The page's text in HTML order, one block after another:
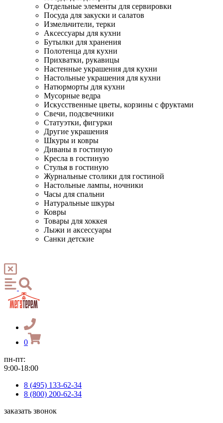
Отдельные элементы для сервировки
Посуда для закуски и салатов
Измельчители, терки
Аксессуары для кухни
Бутылки для хранения
Полотенца для кухни
Прихватки, рукавицы
Настенные украшения для кухни
Настольные украшения для кухни
Натюрморты для кухни
Мусорные ведра
Искусственные цветы, корзины с фруктами
Свечи, подсвечники
Статуэтки, фигурки
Другие украшения
Шкуры и ковры
Диваны в гостиную
Кресла в гостиную
Стулья в гостиную
Журнальные столики для гостиной
Настольные лампы, ночники
Часы для спальни
Натуральные шкуры
Ковры
Товары для хоккея
Лыжи и аксессуары
Санки детские
0
пн-пт:
9:00-18:00
8 (495) 133-62-34
8 (800) 200-62-34
заказать звонок